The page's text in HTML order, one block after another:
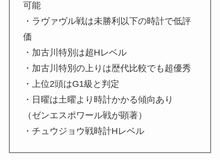
可能
・ラヴァヴル戦は未勝利以下の時計で低評
価
・加古川特別は超Hレベル
・加古川特別の上りは歴代比較でも超優秀
・上位2頭はG1級と判定
・日曜は土曜より時計かかる傾向あり
（ゼンエスポワール戦が顕著）
・チュウジョウ戦時計Hレベル